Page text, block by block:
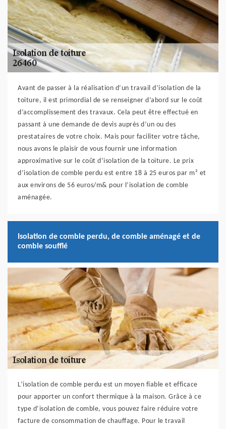
Avant de passer à la réalisation d’un travail d’isolation de la
toiture, il est primordial de se renseigner d’abord sur le coût
d’accomplissement des travaux. Cela peut être effectué en
passant à une demande de devis auprès d’un ou des
prestataires de votre choix. Mais pour faciliter votre tâche,
nous avons le plaisir de vous fournir une information
approximative sur le coût d’isolation de la toiture. Le prix
d’isolation de comble perdu est entre 18 à 25 euros par m² et
aux environs de 56 euros/m& pour l’isolation de comble
aménagée.
Isolation de comble perdu, de comble aménagé et de
comble soufflé
L’isolation de comble perdu est un moyen fiable et efficace
pour apporter un confort thermique à la maison. Grâce à ce
type d’isolation de comble, vous pouvez faire réduire votre
facture de consommation de chauffage. Pour le travail